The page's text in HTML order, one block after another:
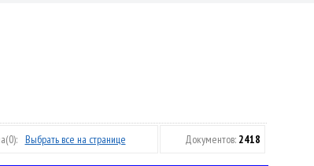
(0): Выбрать все на странице Документов: 2418